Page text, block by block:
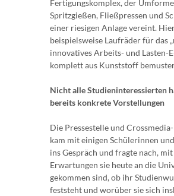
Fertigungskomplex, der
Spritzgießen, Fließpressen und
einer riesigen Anlage vereint.
beispielsweise Laufräder für das
innovatives Arbeits- und Lasten-
komplett aus Kunststoff
Nicht alle Studieninteressierten
bereits konkrete Vorstellungen
Die Pressestelle und
kam mit einigen Schülerinnen
ins Gespräch und fragte nach,
Erwartungen sie heute an die
gekommen sind, ob ihr
feststeht und worüber sie sich